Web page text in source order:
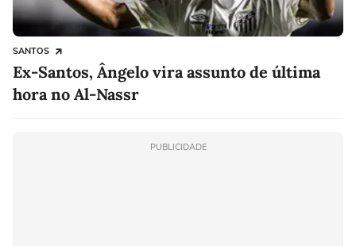
SANTOS
Ex-Santos, Ângelo vira assunto de última
hora no Al-Nassr
PUBLICIDADE